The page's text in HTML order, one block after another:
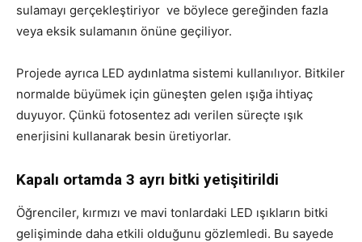
sulamayı gerçekleştiriyor ve böylece gereğinden fazla
veya eksik sulamanın önüne geçiliyor.
Projede ayrıca LED aydınlatma sistemi kullanılıyor. Bitkiler
normalde büyümek için güneşten gelen ışığa ihtiyaç
duyuyor. Çünkü fotosentez adı verilen süreçte ışık
enerjisini kullanarak besin üretiyorlar.
Kapalı ortamda 3 ayrı bitki yetişitirildi
Öğrenciler, kırmızı ve mavi tonlardaki LED ışıkların bitki
gelişiminde daha etkili olduğunu gözlemledi. Bu sayede